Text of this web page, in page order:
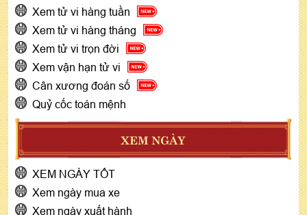
Xem tử vi hàng tuần
Xem tử vi hàng tháng
Xem tử vi trọn đời
Xem vận hạn tử vi
Cân xương đoán số
Quỷ cốc toán mệnh
XEM NGÀY
XEM NGÀY TỐT
Xem ngày mua xe
Xem ngày xuất hành